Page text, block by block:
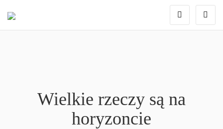
Wielkie rzeczy są na
horyzoncie